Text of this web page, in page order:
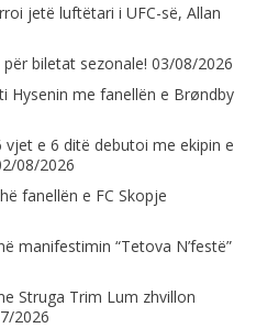
jetë luftëtari i UFC-së, Allan
biletat sezonale! 03/08/2026
Hysenin me fanellën e Brøndby
e 6 ditë debutoi me ekipin e
08/2026
fanellën e FC Skopje
manifestimin “Tetova N’festë”
Struga Trim Lum zhvillon
2026